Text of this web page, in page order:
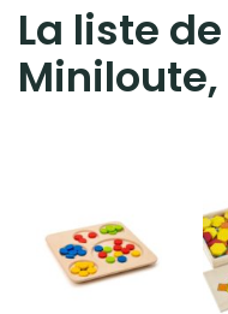
La liste
Miniloute,